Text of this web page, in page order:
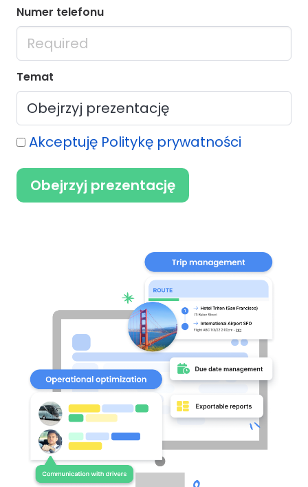
Numer telefonu
Temat
Akceptuję Politykę prywatności
Obejrzyj prezentację